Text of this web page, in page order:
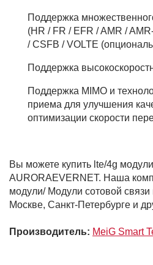
Поддержка
(HR / FR / EFR / AMR /
/ CSFB / VOLTE
Поддержка
Поддержка MIMO и
приема для улучшения
оптимизации скорости
Вы можете купить lte/4g
AURORAEVERNET. Наша
модули/ Модули сотовой
Москве, Санкт-Петербурге и
Производитель: MeiG Smart